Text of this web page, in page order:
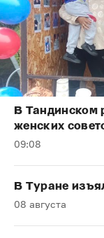
В Тандинском
женских
09:08
В Туране
08 августа